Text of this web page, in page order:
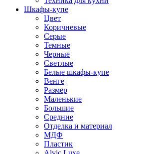
Шкафы-купе
Цвет
Коричневые
Серые
Темные
Черные
Светлые
Белые шкафы-купе
Венге
Размер
Маленькие
Большие
Средние
Отделка и материал
МДФ
Пластик